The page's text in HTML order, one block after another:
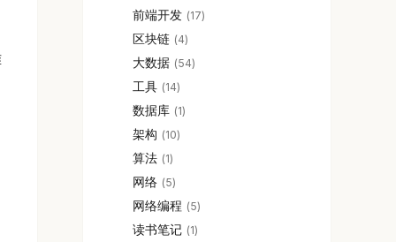
前端开发 17
区块链 4
大数据 54
工具 14
数据库 1
架构 10
算法 1
网络 5
网络编程 5
读书笔记 1